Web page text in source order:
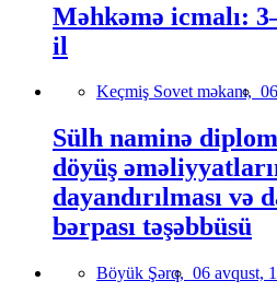
Məhkəmə icmalı:
il
Keçmiş Sovet məkanı,
Sülh naminə
döyüş
dayandırılması və
bərpası təşəbbüsü
Böyük Şərq, 06 avqust,